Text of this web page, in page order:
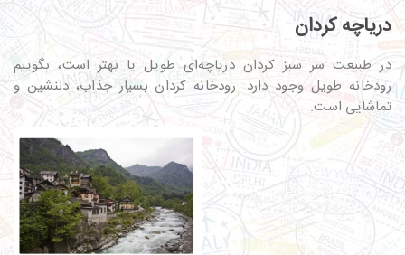
دریاچه کردان
در طبیعت سر سبز کردان دریاچه‌ای طویل یا بهتر است، بگوییم
رودخانه طویل وجود دارد. رودخانه کردان بسیار جذاب، دلنشین و
تماشایی است.